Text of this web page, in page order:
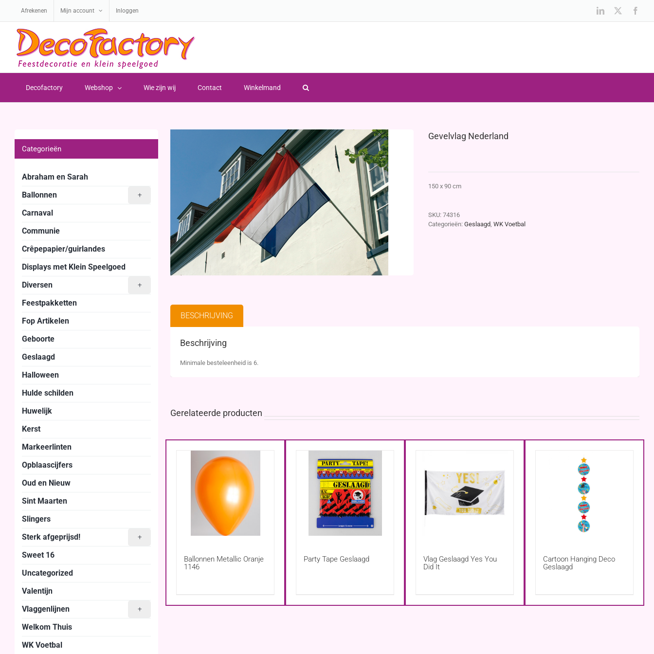
inhoud
Afrekenen Mijn account Inloggen LinkedIn
Decofactory Webshop Wie zijn wij Contact Winkelmand
Gevelvlag Nederland
150 x 90 cm
SKU:74316
Categorieën:Geslaagd,WK Voetbal
BESCHRIJVING
Beschrijving
Minimale besteleenheid is 6.
Gerelateerde producten
Ballonnen Metallic Oranje
1146
Party Tape Geslaagd
Vlag Geslaagd Yes You
Did It
Cartoon Hanging Deco
Geslaagd
Categorieën
Abraham en Sarah
+
Ballonnen
Carnaval
Communie
Crêpepapier/guirlandes
Displays met Klein Speelgoed
+
Diversen
Feestpakketten
Fop Artikelen
Geboorte
Geslaagd
Halloween
Hulde schilden
Huwelijk
Kerst
Markeerlinten
Opblaascijfers
Oud en Nieuw
Sint Maarten
Slingers
+
Sterk afgeprijsd!
Sweet 16
Uncategorized
Valentijn
+
Vlaggenlijnen
Welkom Thuis
WK Voetbal